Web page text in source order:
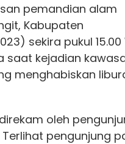
pemandian alam
Kabupaten
sekira pukul 15.00
saat kejadian
menghabiskan
oleh
pengunjung